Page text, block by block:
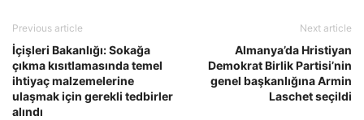
Previous article
İçişleri Bakanlığı: Sokağa
çıkma kısıtlamasında temel
ihtiyaç malzemelerine
ulaşmak için gerekli tedbirler
alındı
Next article
Almanya’da Hristiyan
Demokrat Birlik Partisi’nin
genel başkanlığına Armin
Laschet seçildi